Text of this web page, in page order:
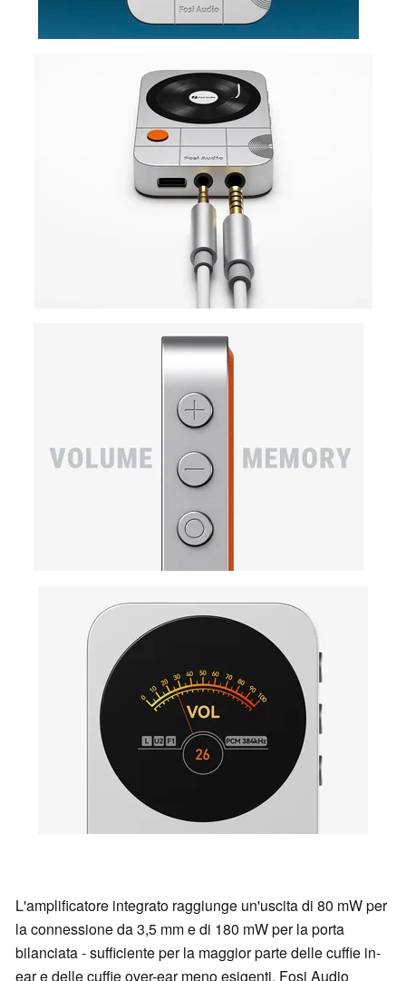
L'amplificatore integrato raggiunge un'uscita di 80 mW per
la connessione da 3,5 mm e di 180 mW per la porta
bilanciata - sufficiente per la maggior parte delle cuffie in-
ear e delle cuffie over-ear meno esigenti. Fosi Audio